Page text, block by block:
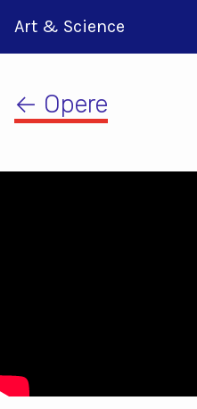
Art & Science
← Opere